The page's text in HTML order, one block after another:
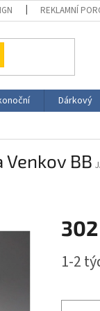
REKLAMNÍ
Dárkový
BB
cena:
1-2